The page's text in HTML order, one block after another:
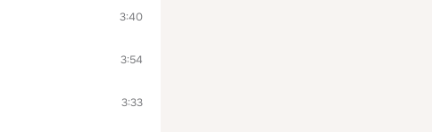
3:40
3:54
3:33